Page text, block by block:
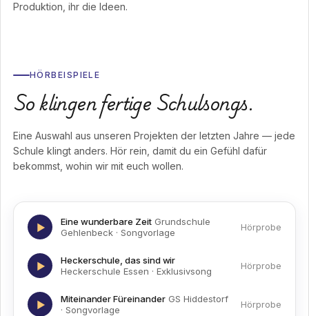
Produktion, ihr die Ideen.
HÖRBEISPIELE
So klingen fertige Schulsongs.
Eine Auswahl aus unseren Projekten der letzten Jahre — jede
Schule klingt anders. Hör rein, damit du ein Gefühl dafür
bekommst, wohin wir mit euch wollen.
▶ Eine wunderbare Zeit Grundschule
Gehlenbeck · Songvorlage
Hörprobe
▶
Heckerschule, das sind wir
Heckerschule Essen · Exklusivsong
Hörprobe
▶ Miteinander Füreinander GS Hiddestorf
· Songvorlage
Hörprobe